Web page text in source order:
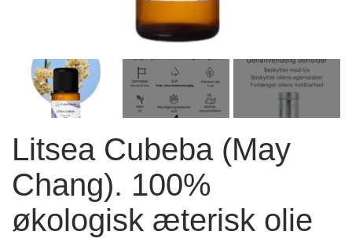
Litsea Cubeba (May
Chang). 100%
økologisk æterisk olie